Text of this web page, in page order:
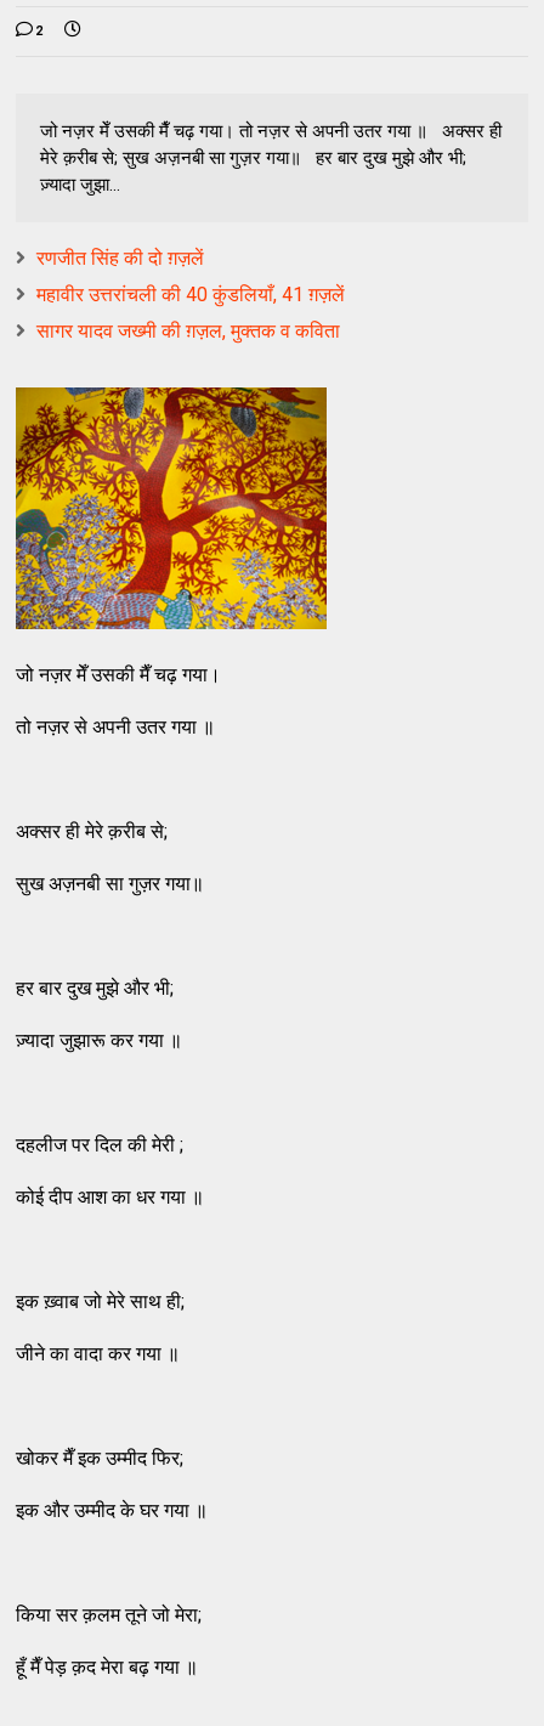
2
जो नज़र मेँ उसकी मैँ चढ़ गया। तो नज़र से अपनी उतर गया ॥ अक्सर ही
मेरे क़रीब से; सुख अज़नबी सा गुज़र गया॥ हर बार दुख मुझे और भी;
ज़्यादा जुझा...
रणजीत सिंह की दो ग़ज़लें
महावीर उत्तरांचली की 40 कुंडलियाँ, 41 ग़ज़लें
सागर यादव जख्मी की ग़ज़ल, मुक्तक व कविता
जो नज़र मेँ उसकी मैँ चढ़ गया।
तो नज़र से अपनी उतर गया ॥
अक्सर ही मेरे क़रीब से;
सुख अज़नबी सा गुज़र गया॥
हर बार दुख मुझे और भी;
ज़्यादा जुझारू कर गया ॥
दहलीज पर दिल की मेरी ;
कोई दीप आश का धर गया ॥
इक ख़्वाब जो मेरे साथ ही;
जीने का वादा कर गया ॥
खोकर मैँ इक उम्मीद फिर;
इक और उम्मीद के घर गया ॥
किया सर क़लम तूने जो मेरा;
हूँ मैँ पेड़ क़द मेरा बढ़ गया ॥